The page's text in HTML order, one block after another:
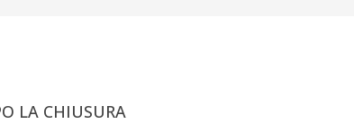
LA CHIUSURA